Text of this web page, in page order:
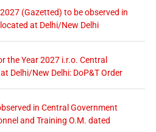
(Gazetted) to be observed in
at Delhi/New Delhi
the Year 2027 i.r.o. Central
Delhi/New Delhi: DoP&T Order
in Central Government
and Training O.M. dated